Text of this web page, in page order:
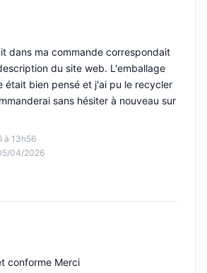
à 13h56
04/2026
dans ma commande correspondait
du site web. L'emballage
était bien pensé et j'ai pu le recycler
sans hésiter à nouveau sur
conforme Merci